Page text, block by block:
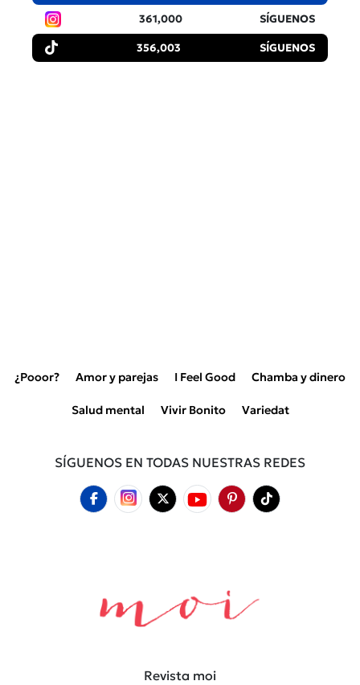
361,000 SÍGUENOS
356,003 SÍGUENOS
¿Pooor? Amor y parejas I Feel Good Chamba y dinero
Salud mental Vivir Bonito Variedat
SÍGUENOS EN TODAS NUESTRAS REDES
Revista moi